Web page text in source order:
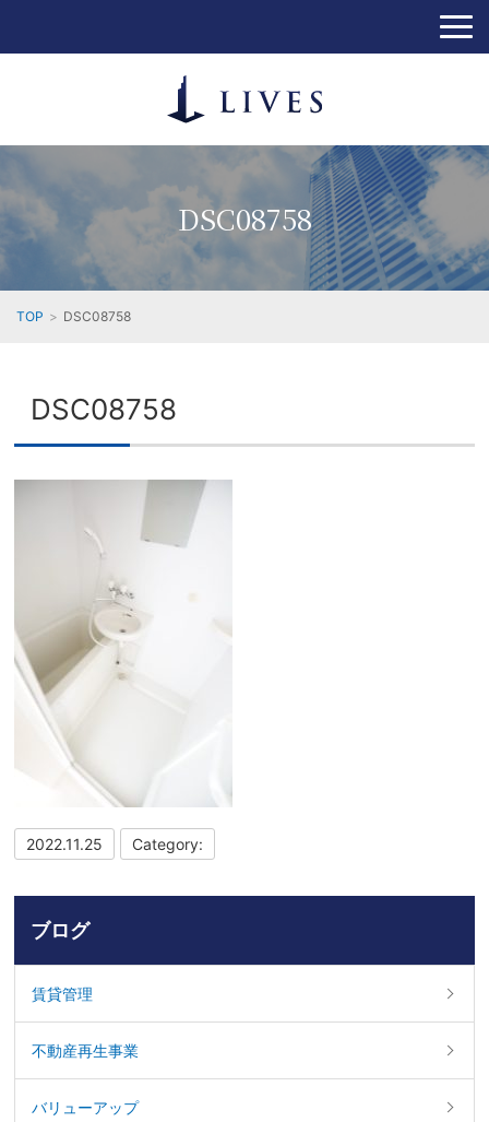
DSC08758
TOP DSC08758
DSC08758
2022.11.25 Category:
ブログ
賃貸管理
不動産再生事業
バリューアップ